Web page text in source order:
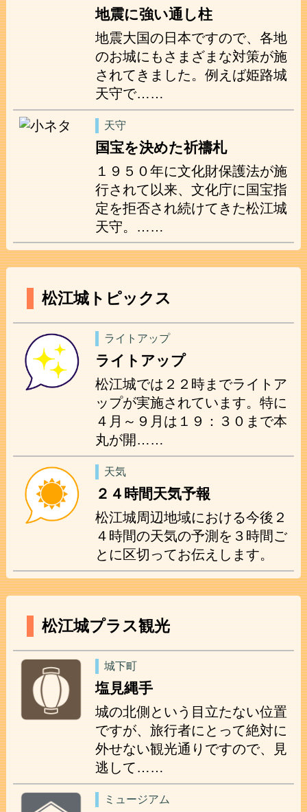
地震に強い通し柱
地震大国の日本ですので、各地
のお城にもさまざまな対策が施
されてきました。例えば姫路城
天守で……
天守
国宝を決めた祈禱札
１９５０年に文化財保護法が施
行されて以来、文化庁に国宝指
定を拒否され続けてきた松江城
天守。……
松江城トピックス
ライトアップ
ライトアップ
松江城では２２時までライトア
ップが実施されています。特に
４月～９月は１９：３０まで本
丸が開……
天気
２４時間天気予報
松江城周辺地域における今後２
４時間の天気の予測を３時間ご
とに区切ってお伝えします。
松江城プラス観光
城下町
塩見縄手
城の北側という目立たない位置
ですが、旅行者にとって絶対に
外せない観光通りですので、見
逃して……
ミュージアム